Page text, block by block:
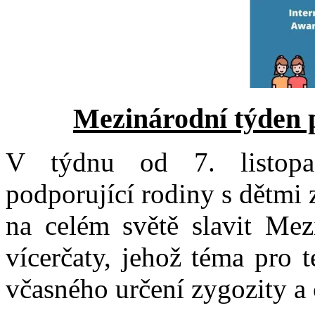
Mezinárodní týden
V týdnu od 7.
podporující rodiny s dětmi
na celém světě slavit
vícerčaty, jehožtéma pro
včasného určení zygozity